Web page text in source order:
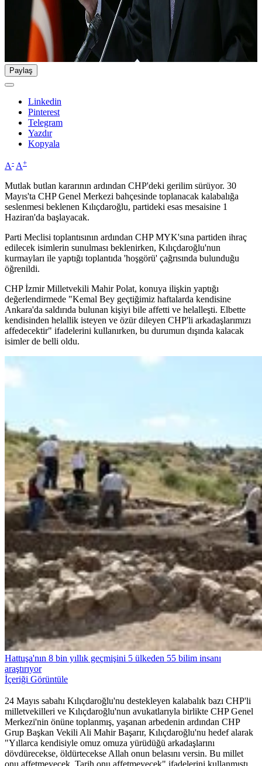
Paylaş
Linkedin
Pinterest
Telegram
Yazdır
Kopyala
A- A+
Mutlak butlan kararının ardından CHP'deki gerilim sürüyor. 30
Mayıs'ta CHP Genel Merkezi bahçesinde toplanacak kalabalığa
seslenmesi beklenen Kılıçdaroğlu, partideki esas mesaisine 1
Haziran'da başlayacak.
Parti Meclisi toplantısının ardından CHP MYK'sına partiden ihraç
edilecek isimlerin sunulması beklenirken, Kılıçdaroğlu'nun
kurmayları ile yaptığı toplantıda 'hoşgörü' çağrısında bulunduğu
öğrenildi.
CHP İzmir Milletvekili Mahir Polat, konuya ilişkin yaptığı
değerlendirmede "Kemal Bey geçtiğimiz haftalarda kendisine
Ankara'da saldırıda bulunan kişiyi bile affetti ve helalleşti. Elbette
kendisinden helallik isteyen ve özür dileyen CHP'li arkadaşlarımızı
affedecektir" ifadelerini kullanırken, bu durumun dışında kalacak
isimler de belli oldu.
Hattuşa'nın 8 bin yıllık geçmişini 5 ülkeden 55 bilim insanı
araştırıyor
İçeriği Görüntüle
24 Mayıs sabahı Kılıçdaroğlu'nu destekleyen kalabalık bazı CHP'li
milletvekilleri ve Kılıçdaroğlu'nun avukatlarıyla birlikte CHP Genel
Merkezi'nin önüne toplanmış, yaşanan arbedenin ardından CHP
Grup Başkan Vekili Ali Mahir Başarır, Kılıçdaroğlu'nu hedef alarak
"Yıllarca kendisiyle omuz omuza yürüdüğü arkadaşlarını
dövdürecekse, öldürtecekse Allah onun belasını versin. Bu millet